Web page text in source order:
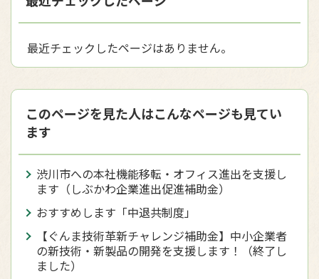
最近チェックしたページはありません。
このページを見た人はこんなページも見てい
ます
渋川市への本社機能移転・オフィス進出を支援し
ます（しぶかわ企業進出促進補助金）
おすすめします「中退共制度」
【ぐんま技術革新チャレンジ補助金】中小企業者
の新技術・新製品の開発を支援します！（終了し
ました）